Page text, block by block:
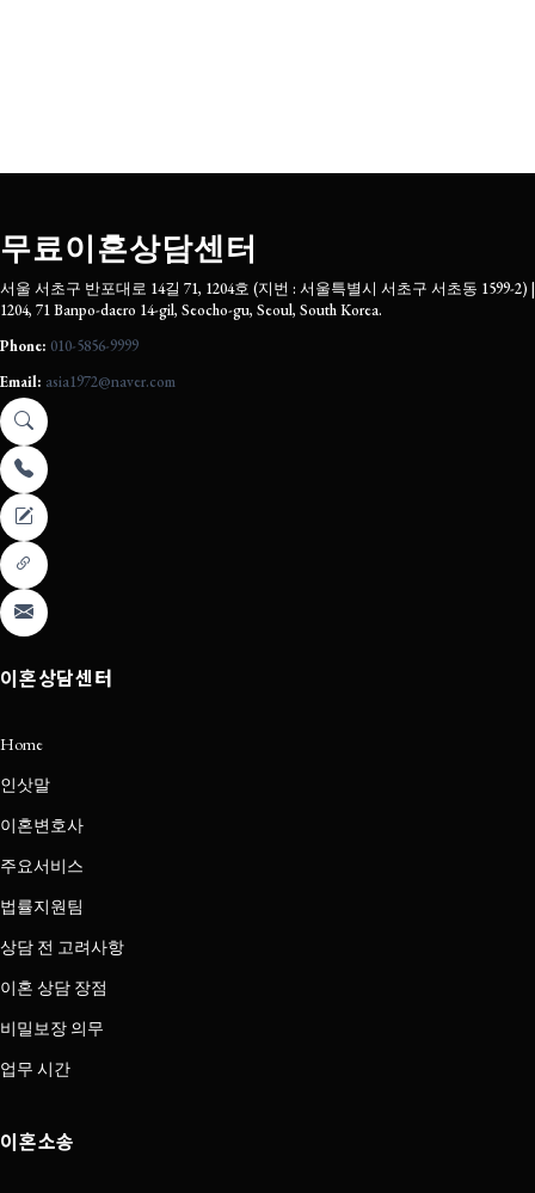
무료이혼상담센터
서울 서초구 반포대로 14길 71, 1204호 (지번 : 서울특별시 서초구 서초동 1599-2) |
1204, 71 Banpo-daero 14-gil, Seocho-gu, Seoul, South Korea.
Phone: 010-5856-9999
Email: asia1972@naver.com
이혼상담센터
Home
인삿말
이혼변호사
주요서비스
법률지원팀
상담 전 고려사항
이혼 상담 장점
비밀보장 의무
업무 시간
이혼소송